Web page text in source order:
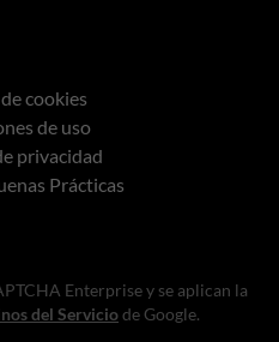
cookies
de uso
privacidad
Prácticas
Enterprise y se aplican la
del Serviciode Google.